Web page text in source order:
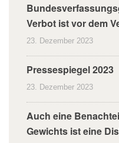
Verbot ist vor dem
23. Dezember 2023
Pressespiegel 2023
23. Dezember 2023
Auch eine
Gewichts ist eine